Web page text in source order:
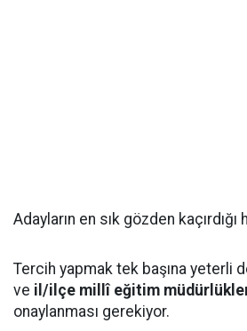
Adayların en sık gözden
Tercih yapmak tek başına yeterli
ve il/ilçe millî eğitim
onaylanması gerekiyor.